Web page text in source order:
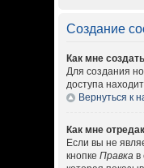
Создание
Как мне
Для создания
доступа
Вернуться к
Как мне
Если вы не
кнопкеПравка в